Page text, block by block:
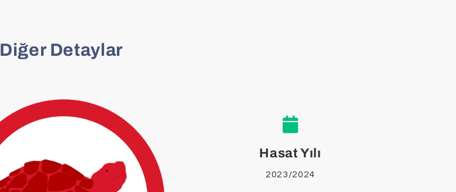
Diğer Detaylar
Hasat Yılı
2023/2024